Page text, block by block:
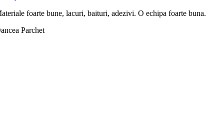
foarte bune, lacuri, baituri, adezivi. O echipa foarte buna.
Parchet